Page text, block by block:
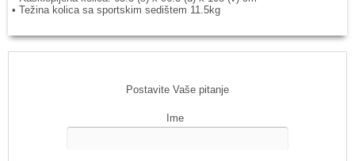
• Težina kolica sa sportskim sedištem 11.5kg
Postavite Vaše pitanje
Ime